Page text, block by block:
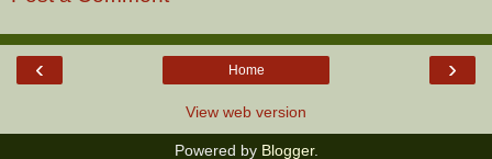
‹ ›
Home
View web version
Powered by Blogger.